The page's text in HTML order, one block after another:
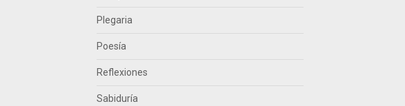
Plegaria
Poesía
Reflexiones
Sabiduría